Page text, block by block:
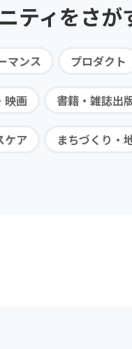
ティをさが
マンス プロダクト
映画 書籍・雑誌出
ケア まちづくり・